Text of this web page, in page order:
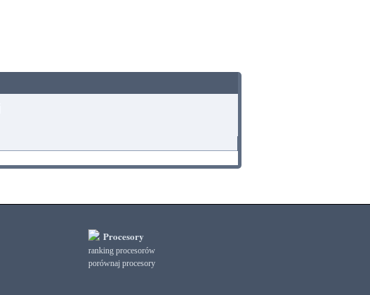
Procesory
ranking procesorów
porównaj procesory